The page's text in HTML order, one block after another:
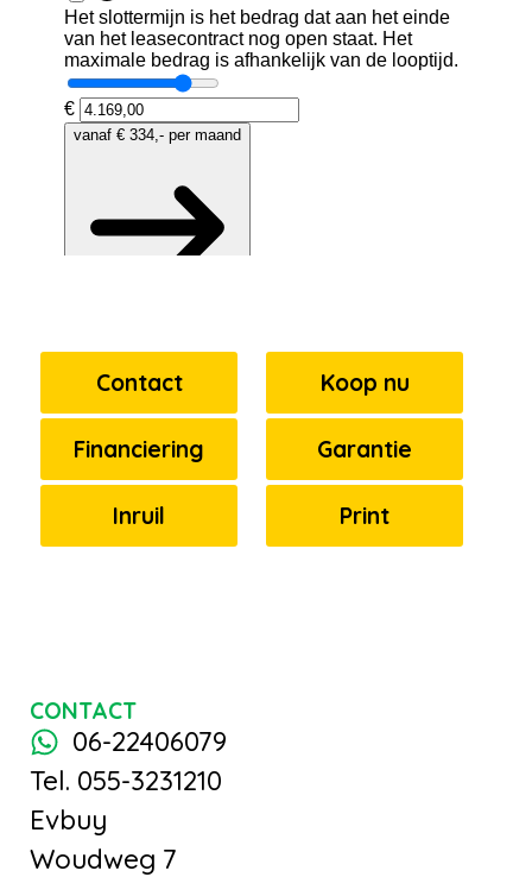
Contact Koop nu
Financiering Garantie
Inruil Print
CONTACT
06-22406079
Tel. 055-3231210
Evbuy
Woudweg 7